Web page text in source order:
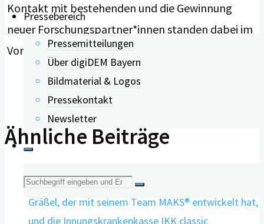
Pressebereich
Pressemitteilungen
Über digiDEM Bayern
Bildmaterial & Logos
Pressekontakt
Newsletter
Suche
nach:
Kontakt mit bestehenden und die Gewinnung
neuer Forschungspartner*innen standen dabei im
Vordergrund.
Ähnliche Beiträge